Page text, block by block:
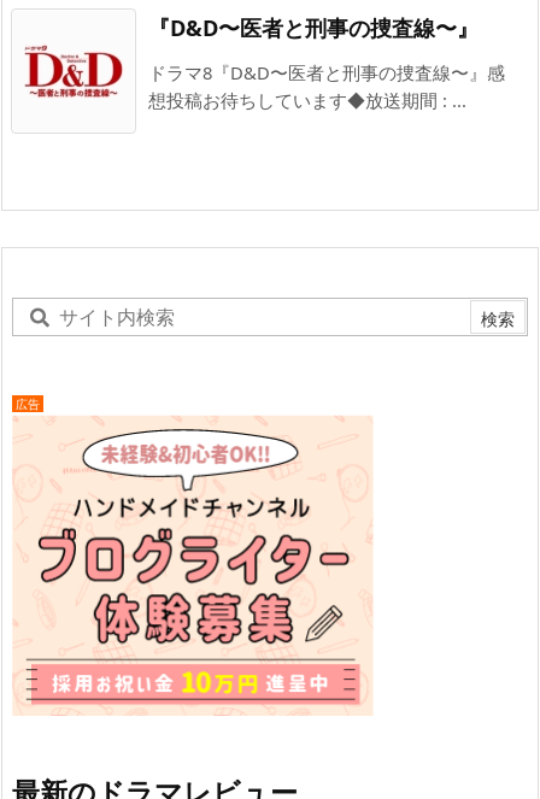
『D&D〜医者と刑事の捜査線〜』
ドラマ8『D&D〜医者と刑事の捜査線〜』感
想投稿お待ちしています◆放送期間 : ...
広告